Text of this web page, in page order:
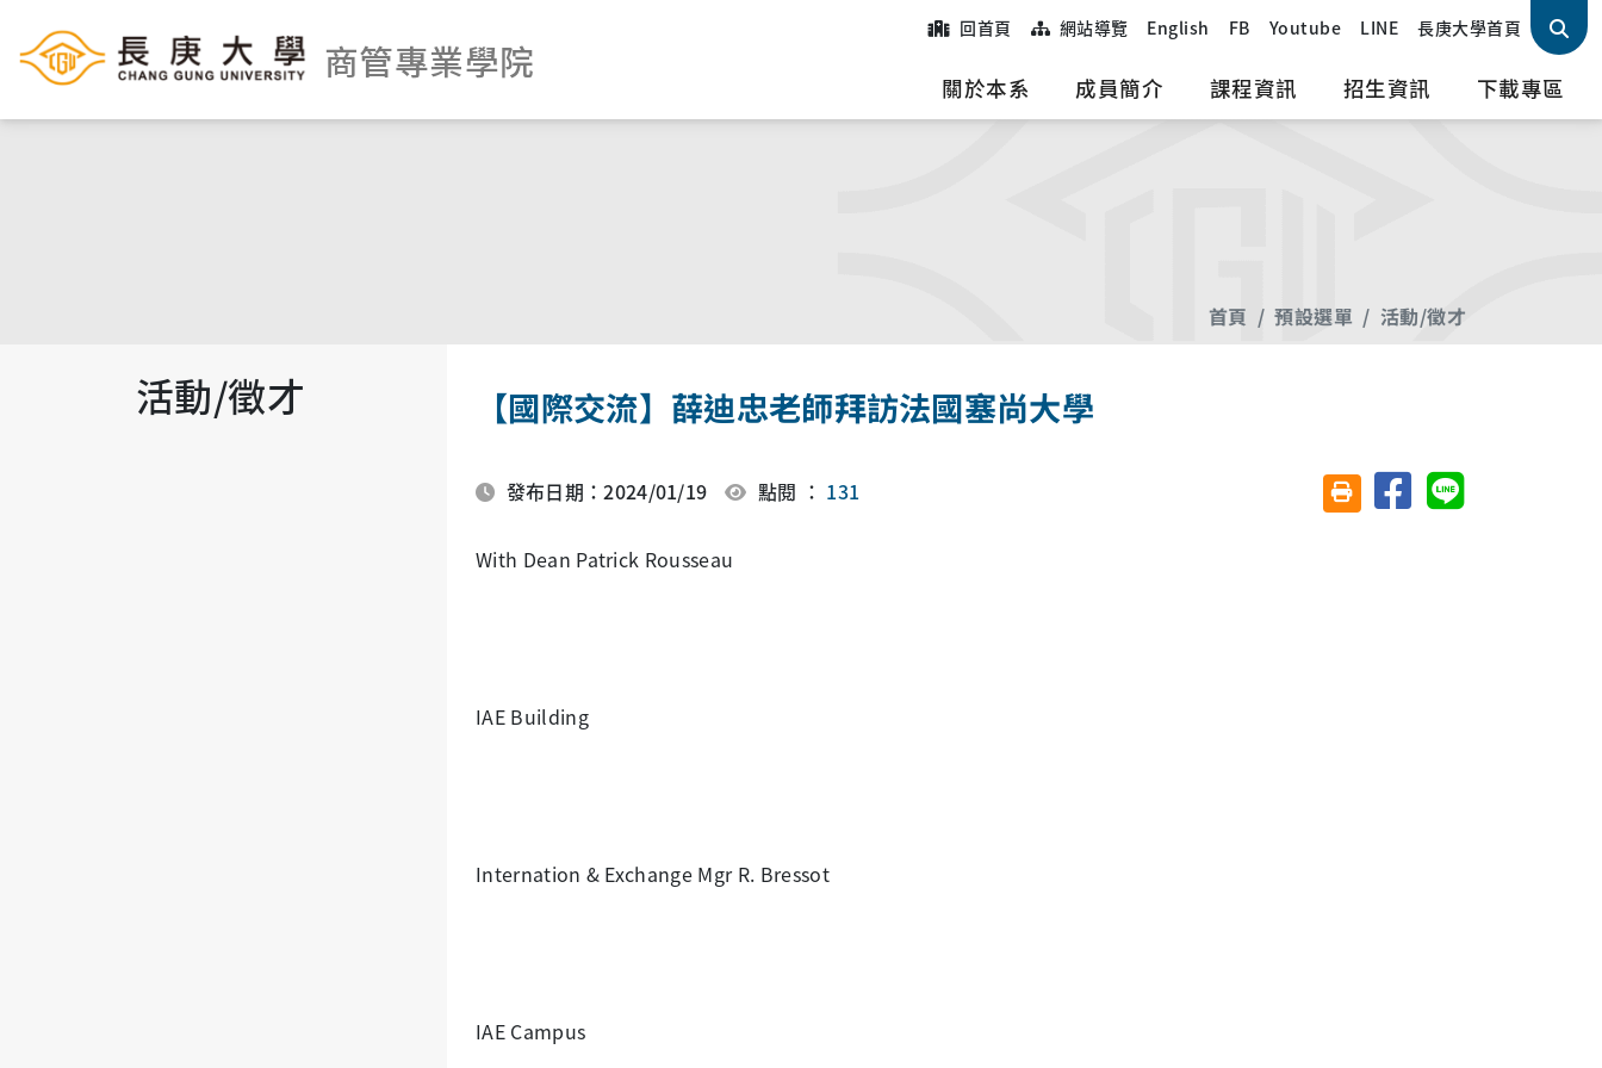
商管專業學院
回首頁 網站導覽 English FB Youtube LINE 長庚大學首頁
關於本系 成員簡介 課程資訊 招生資訊 下載專區
首頁 預設選單 活動/徵才
活動/徵才 【國際交流】薛迪忠老師拜訪法國塞尚大學
發布日期：2024/01/19 點閱 ： 131 友善列印(另開視窗)
分享至臉書分享至 Line
With Dean Patrick Rousseau
IAE Building
Internation & Exchange Mgr R. Bressot
IAE Campus